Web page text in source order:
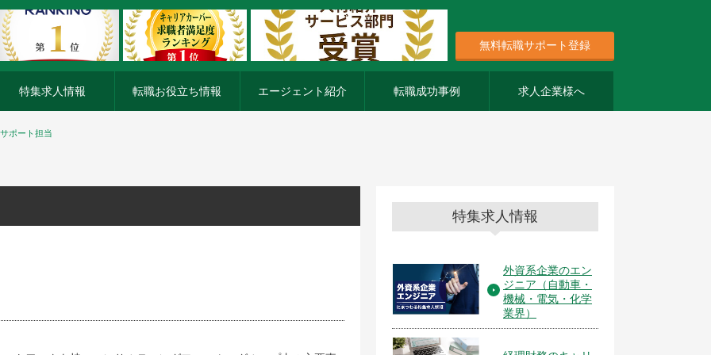
無料転職サポート登録
特集求人情報 転職お役立ち情報 エージェント紹介 転職成功事例 求人企業様へ
ポート担当
特集求人情報
外資系企業のエン
ジニア（自動車・
機械・電気・化学
業界）